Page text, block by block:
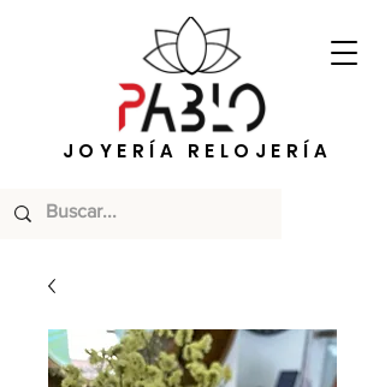
JOYERÍA RELOJERÍA